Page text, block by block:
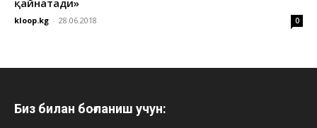
қайнатади»
kloop.kg - 28.06.2018 0
Биз билан боғланиш учун: